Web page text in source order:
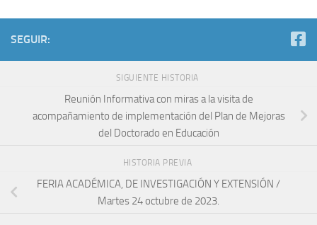
SEGUIR:
SIGUIENTE HISTORIA
Reunión Informativa con miras a la visita de
acompañamiento de implementación del Plan de Mejoras
del Doctorado en Educación
HISTORIA PREVIA
FERIA ACADÉMICA, DE INVESTIGACIÓN Y EXTENSIÓN /
Martes 24 octubre de 2023.